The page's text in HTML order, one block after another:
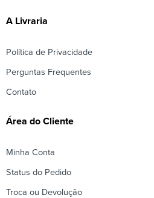
A Livraria
Política de Privacidade
Perguntas Frequentes
Contato
Área do Cliente
Minha Conta
Status do Pedido
Troca ou Devolução